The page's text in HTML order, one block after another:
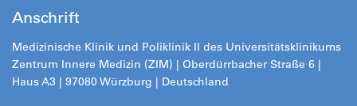
Anschrift
Medizinische Klinik und Poliklinik II des Universitätsklinikums
Zentrum Innere Medizin (ZIM) | Oberdürrbacher Straße 6 |
Haus A3 | 97080 Würzburg | Deutschland